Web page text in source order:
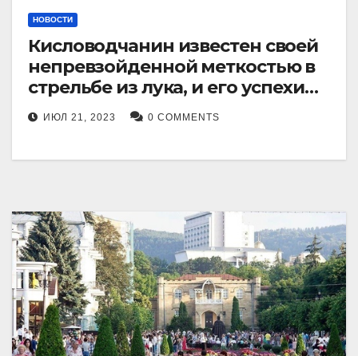
НОВОСТИ
Кисловодчанин известен своей
непревзойденной меткостью в
стрельбе из лука, и его успехи
прославили его в
Ставропольском крае.
ИЮЛ 21, 2023 0 COMMENTS